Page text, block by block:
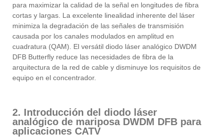
para maximizar la calidad de la señal en longitudes de fibra
cortas y largas. La excelente linealidad inherente del láser
minimiza la degradación de las señales de transmisión
causada por los canales modulados en amplitud en
cuadratura (QAM). El versátil diodo láser analógico DWDM
DFB Butterfly reduce las necesidades de fibra de la
arquitectura de la red de cable y disminuye los requisitos de
equipo en el concentrador.
2. Introducción del diodo láser
analógico de mariposa DWDM DFB para
aplicaciones CATV